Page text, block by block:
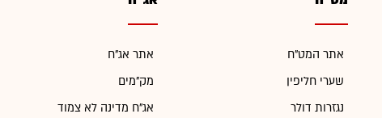
אתר המט"ח
שערי חליפין
נגזרות דולר
אתר אג"ח
מק"מים
אג"ח מדינה לא צמוד